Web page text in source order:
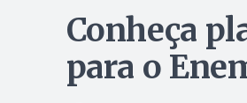
Conheça
para o